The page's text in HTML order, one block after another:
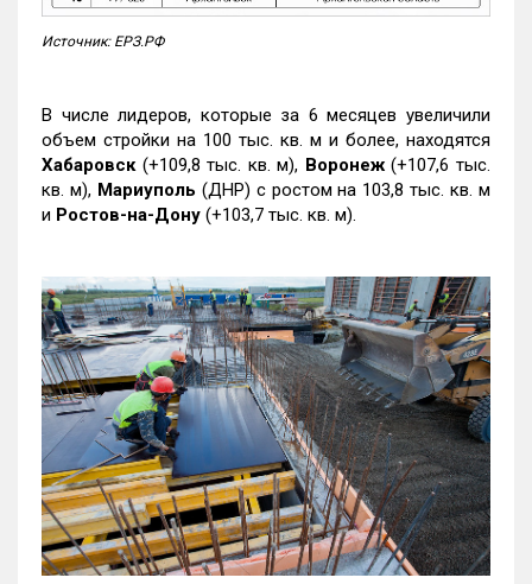
Источник: ЕРЗ.РФ
В числе лидеров, которые за 6 месяцев увеличили
объем стройки на 100 тыс. кв. м и более, находятся
Хабаровск (+109,8 тыс. кв. м), Воронеж(+107,6 тыс.
кв. м), Мариуполь (ДНР) с ростом на 103,8 тыс. кв. м
и Ростов-на-Дону (+103,7 тыс. кв. м).